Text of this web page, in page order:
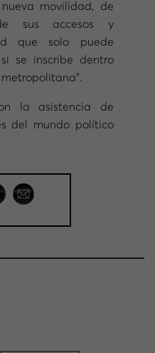
movilidad, de
sus accesos y
que solo puede
se inscribe dentro
la asistencia de
del mundo político